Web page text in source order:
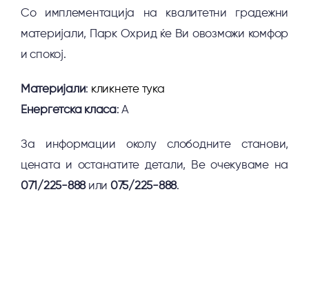
Со имплементација на квалитетни градежни
материјали, Парк Охрид ќе Ви овозможи комфор
и спокој.
Материјали: кликнете тука
Енергетска класа: А
За информации околу слободните станови,
цената и останатите детали, Ве очекуваме на
071/225-888или 075/225-888.